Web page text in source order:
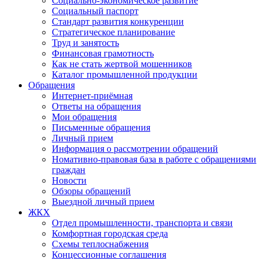
Социальный паспорт
Стандарт развития конкуренции
Стратегическое планирование
Труд и занятость
Финансовая грамотность
Как не стать жертвой мошенников
Каталог промышленной продукции
Обращения
Интернет-приёмная
Ответы на обращения
Мои обращения
Письменные обращения
Личный прием
Информация о рассмотрении обращений
Номативно-правовая база в работе с обращениями
граждан
Новости
Обзоры обращений
Выездной личный прием
ЖКХ
Отдел промышленности, транспорта и связи
Комфортная городская среда
Схемы теплоснабжения
Концессионные соглашения